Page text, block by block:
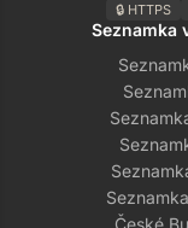
🔒 HTTPS
Seznamka
České